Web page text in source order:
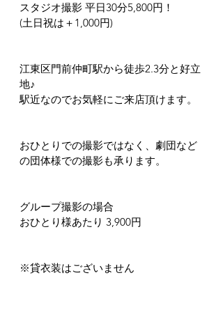
スタジオ撮影 平日30分5,800円！
(土日祝は＋1,000円)
江東区門前仲町駅から徒歩2.3分と好立
地♪
駅近なのでお気軽にご来店頂けます。
おひとりでの撮影ではなく、劇団など
の団体様での撮影も承ります。
グループ撮影の場合
おひとり様あたり 3,900円
※貸衣装はございません